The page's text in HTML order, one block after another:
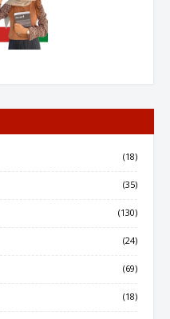
(18)
(35)
(130)
(24)
(69)
(18)